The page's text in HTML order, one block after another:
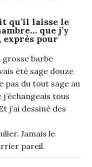
qu’il laisse le
que j’y
exprès pour
grosse barbe
été sage douze
du tout sage au
tous
j’ai dessiné des
Jamais le
pareil.